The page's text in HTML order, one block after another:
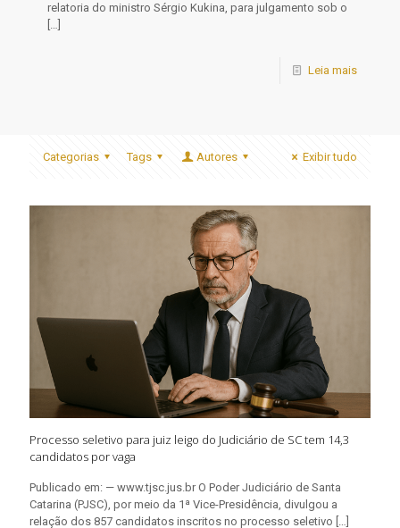
relatoria do ministro Sérgio Kukina, para julgamento sob o
[…]
Leia mais
Categorias Tags Autores Exibir tudo
Processo seletivo para juiz leigo do Judiciário de SC tem 14,3
candidatos por vaga
Publicado em: — www.tjsc.jus.br O Poder Judiciário de Santa
Catarina (PJSC), por meio da 1ª Vice-Presidência, divulgou a
relação dos 857 candidatos inscritos no processo seletivo […]